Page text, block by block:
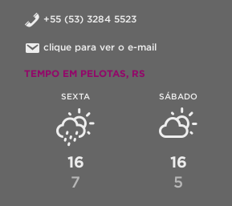
+55 (53) 3284 5523
clique para ver o e-mail
TEMPO EM PELOTAS, RS
SEXTA
16
7
SÁBADO
16
5